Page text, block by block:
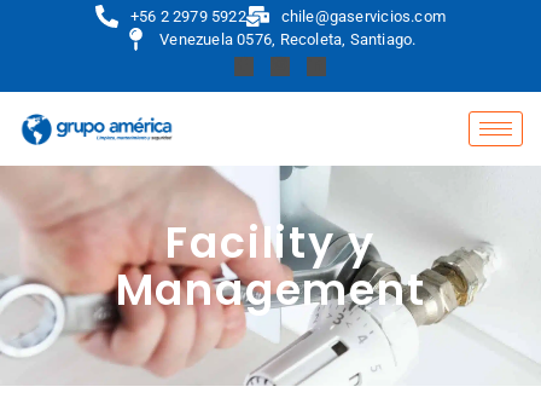
+56 2 2979 5922
chile@gaservicios.com
Venezuela 0576, Recoleta, Santiago.
Facility y
Management